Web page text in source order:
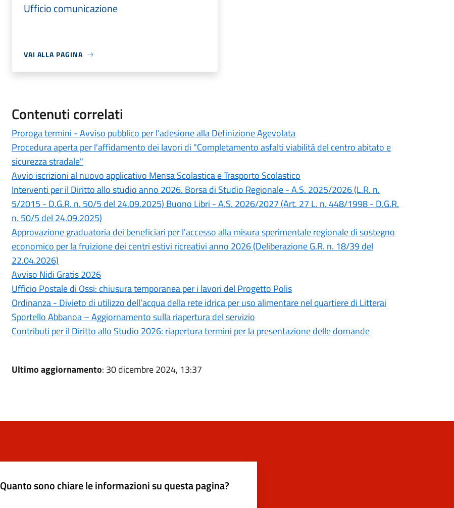
Ufficio comunicazione
VAI ALLA PAGINA
Contenuti correlati
Proroga termini - Avviso pubblico per l'adesione alla Definizione Agevolata
Procedura aperta per l'affidamento dei lavori di "Completamento asfalti viabilità del centro abitato e
sicurezza stradale"
Avvio iscrizioni al nuovo applicativo Mensa Scolastica e Trasporto Scolastico
Interventi per il Diritto allo studio anno 2026. Borsa di Studio Regionale - A.S. 2025/2026 (L.R. n.
5/2015 - D.G.R. n. 50/5 del 24.09.2025) Buono Libri - A.S. 2026/2027 (Art. 27 L. n. 448/1998 - D.G.R.
n. 50/5 del 24.09.2025)
Approvazione graduatoria dei beneficiari per l'accesso alla misura sperimentale regionale di sostegno
economico per la fruizione dei centri estivi ricreativi anno 2026 (Deliberazione G.R. n. 18/39 del
22.04.2026)
Avviso Nidi Gratis 2026
Ufficio Postale di Ossi: chiusura temporanea per i lavori del Progetto Polis
Ordinanza - Divieto di utilizzo dell’acqua della rete idrica per uso alimentare nel quartiere di Litterai
Sportello Abbanoa – Aggiornamento sulla riapertura del servizio
Contributi per il Diritto allo Studio 2026: riapertura termini per la presentazione delle domande
Ultimo aggiornamento: 30 dicembre 2024, 13:37
Quanto sono chiare le informazioni su questa pagina?